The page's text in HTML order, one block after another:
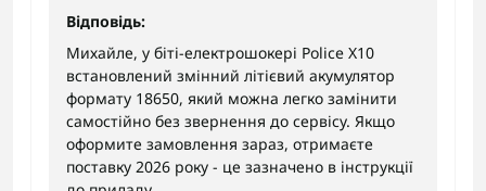
Відповідь:
Михайле, у біті-електрошокері Police X10
встановлений змінний літієвий акумулятор
формату 18650, який можна легко замінити
самостійно без звернення до сервісу. Якщо
оформите замовлення зараз, отримаєте
поставку 2026 року - це зазначено в інструкції